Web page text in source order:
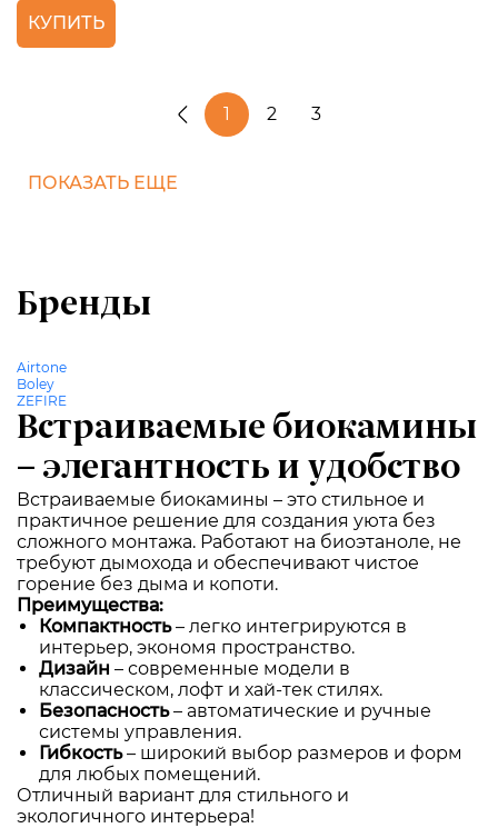
КУПИТЬ
1 2 3
ПОКАЗАТЬ ЕЩЕ
Бренды
Airtone
Boley
ZEFIRE
Встраиваемые биокамины
– элегантность и удобство
Встраиваемые биокамины – это стильное и
практичное решение для создания уюта без
сложного монтажа. Работают на биоэтаноле, не
требуют дымохода и обеспечивают чистое
горение без дыма и копоти.
Преимущества:
Компактность– легко интегрируются в
интерьер, экономя пространство.
Дизайн – современные модели в
классическом, лофт и хай-тек стилях.
Безопасность– автоматические и ручные
системы управления.
Гибкость– широкий выбор размеров и форм
для любых помещений.
Отличный вариант для стильного и
экологичного интерьера!